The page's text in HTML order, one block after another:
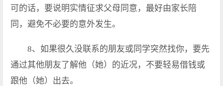
可的话，要说明实情征求父母同意，最好由家长陪
同，避免不必要的意外发生。
8、如果很久没联系的朋友或同学突然找你，要先
通过其他朋友了解他（她）的近况，不要轻易借钱或
跟他（她）出去。